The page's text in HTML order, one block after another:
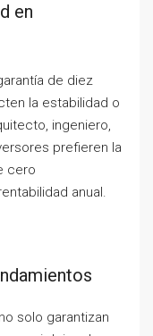
en
de diez
la estabilidad o
ingeniero,
prefieren la
cero
anual.
solo garantizan